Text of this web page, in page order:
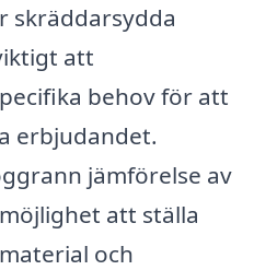
skräddarsydda
att
behov för att
erbjudandet.
jämförelse av
att ställa
och